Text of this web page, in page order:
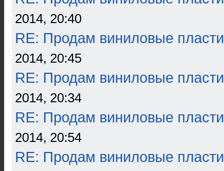
2014, 20:40
RE: Продам виниловые
2014, 20:45
RE: Продам виниловые
2014, 20:34
RE: Продам виниловые
2014, 20:54
RE: Продам виниловые